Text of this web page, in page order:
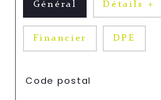
Général Détails +
Financier DPE
TRAD_SIROCCO_Caracteristique
Code postal